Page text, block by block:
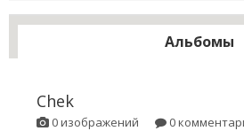
Альбомы
Chek
0 изображений 0